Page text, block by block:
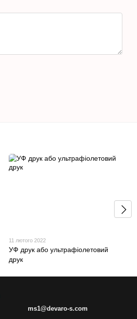
11 лютого 2022
УФ друк або ультрафіолетовий
друк
ms1@devaro-s.com